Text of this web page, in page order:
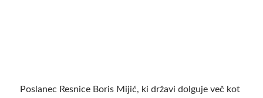
Poslanec Resnice Boris Mijić, ki državi dolguje več kot